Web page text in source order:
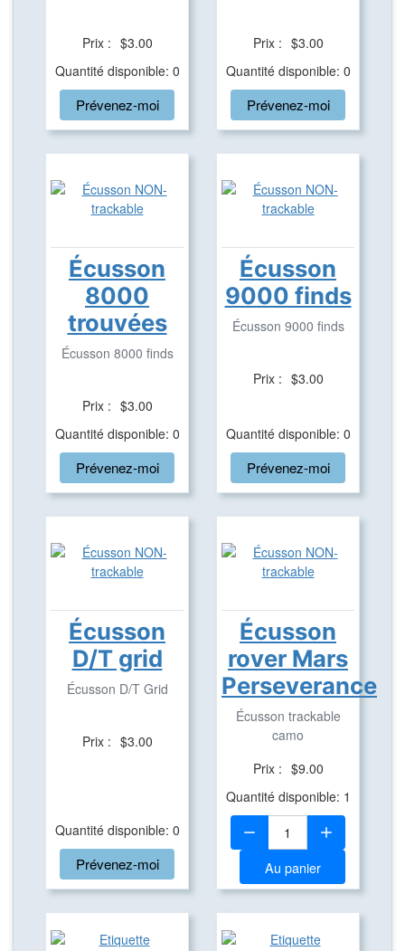
Prix : $3.00
Quantité disponible: 0
Prévenez-moi
Prix : $3.00
Quantité disponible: 0
Prévenez-moi
Écusson
8000
trouvées
Écusson 8000 finds
Prix : $3.00
Quantité disponible: 0
Prévenez-moi
Écusson
9000 finds
Écusson 9000 finds
Prix : $3.00
Quantité disponible: 0
Prévenez-moi
Écusson
D/T grid
Écusson D/T Grid
Prix : $3.00
Quantité disponible: 0
Prévenez-moi
Écusson
rover Mars
Perseverance
Écusson trackable
camo
Prix : $9.00
Quantité disponible: 1
Quantité:
Au panier